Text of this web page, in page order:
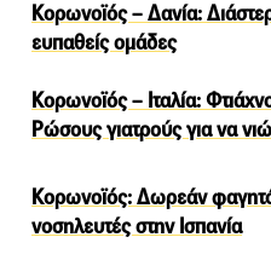
Κορωνοϊός – Δανία:
ευπαθείς ομάδες
Κορωνοϊός – Ιταλία:
Ρώσους γιατρούς για να
Κορωνοϊός: Δωρεάν φαγητό
νοσηλευτές στην Ισπανία